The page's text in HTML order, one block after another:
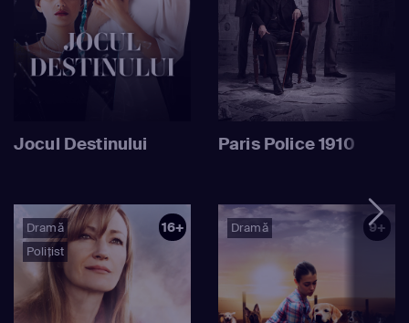
Jocul Destinului Paris Police 1910
Dramă
Polițist
16+ Dramă 9+